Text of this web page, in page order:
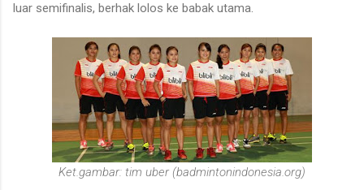
luar semifinalis, berhak lolos ke babak utama.
Ket.gambar: tim uber (badmintonindonesia.org)